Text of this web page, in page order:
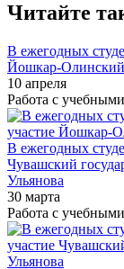
Читайте
В ежегодных
Йошкар-Олинский
10 апреля
Работа с
В ежегодных
Чувашский
Ульянова
30 марта
Работа с